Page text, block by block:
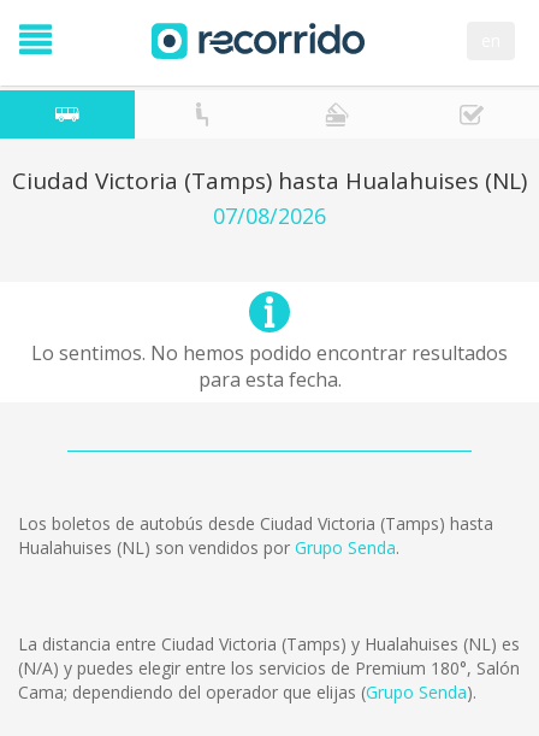
Ciudad Victoria (Tamps) hasta Hualahuises (NL)
07/08/2026
Lo sentimos. No hemos podido encontrar resultados
para esta fecha.
Los boletos de autobús desde Ciudad Victoria (Tamps) hasta
Hualahuises (NL) son vendidos por Grupo Senda.
La distancia entre Ciudad Victoria (Tamps) y Hualahuises (NL) es
(N/A) y puedes elegir entre los servicios de Premium 180°, Salón
Cama; dependiendo del operador que elijas (Grupo Senda).